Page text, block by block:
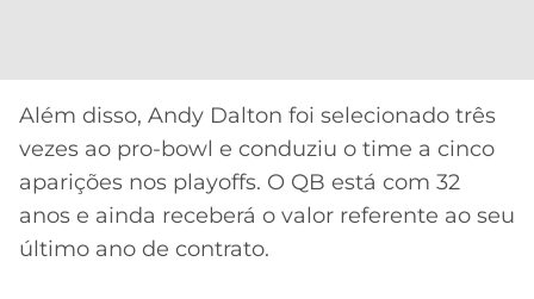
Além disso, Andy Dalton foi selecionado três
vezes ao pro-bowl e conduziu o time a cinco
aparições nos playoffs. O QB está com 32
anos e ainda receberá o valor referente ao seu
último ano de contrato.